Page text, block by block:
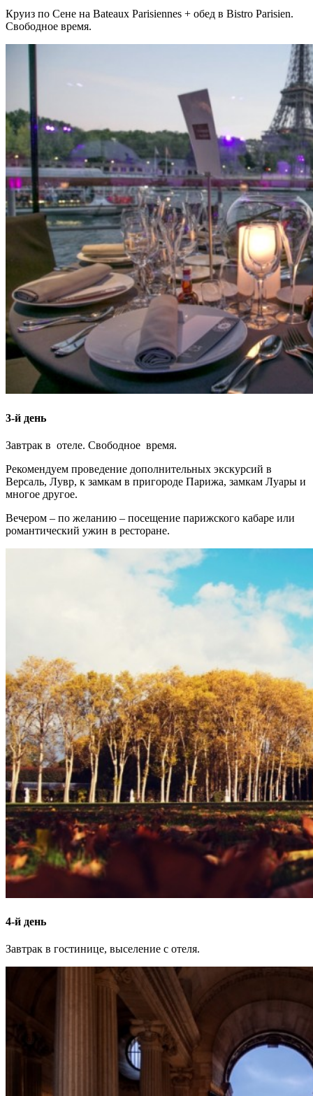
Круиз по Сене на Bateaux Parisiennes + обед в Bistro Parisien.
Свободное время.
3-й день
Завтрак в отеле. Свободное время.
Рекомендуем проведение дополнительных экскурсий в
Версаль, Лувр, к замкам в пригороде Парижа, замкам Луары и
многое другое.
Вечером – по желанию – посещение парижского кабаре или
романтический ужин в ресторане.
4-й день
Завтрак в гостинице, выселение с отеля.